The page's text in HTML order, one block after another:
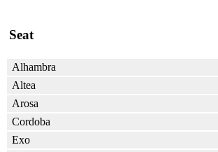
Seat
Alhambra
Altea
Arosa
Cordoba
Exo